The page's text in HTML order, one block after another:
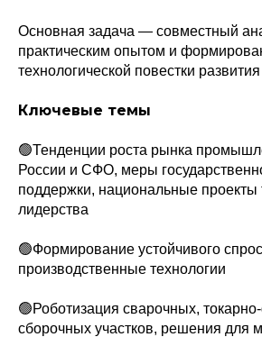
Основная задача — совместный
практическим опытом и
технологической повестки
Ключевые темы
🟢Тенденции роста рынка
России и СФО, меры
поддержки, национальные проекты
лидерства
🟢Формирование устойчивого
производственные технологии
🟢Роботизация сварочных,
сборочных участков, решения для